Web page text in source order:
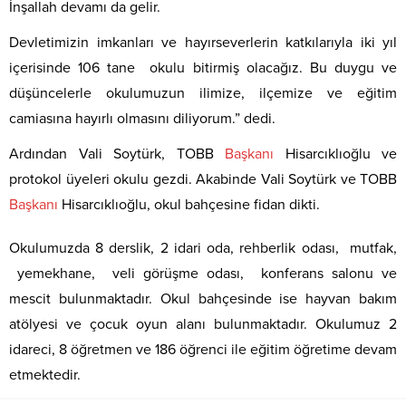
İnşallah devamı da gelir.
Devletimizin imkanları ve hayırseverlerin katkılarıyla iki yıl
içerisinde 106 tane okulu bitirmiş olacağız. Bu duygu ve
düşüncelerle okulumuzun ilimize, ilçemize ve eğitim
camiasına hayırlı olmasını diliyorum.” dedi.
Ardından Vali Soytürk, TOBB Başkanı Hisarcıklıoğlu ve
protokol üyeleri okulu gezdi. Akabinde Vali Soytürk ve TOBB
Başkanı Hisarcıklıoğlu, okul bahçesine fidan dikti.
Okulumuzda 8 derslik, 2 idari oda, rehberlik odası, mutfak,
yemekhane, veli görüşme odası, konferans salonu ve
mescit bulunmaktadır. Okul bahçesinde ise hayvan bakım
atölyesi ve çocuk oyun alanı bulunmaktadır. Okulumuz 2
idareci, 8 öğretmen ve 186 öğrenci ile eğitim öğretime devam
etmektedir.